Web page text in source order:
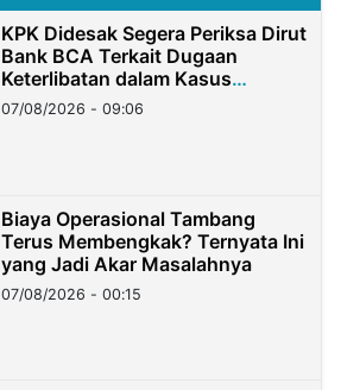
KPK Didesak Segera Periksa Dirut
Bank BCA Terkait Dugaan
Keterlibatan dalam Kasus
Hilangnya Dana Nasabah Rp2,58
Miliar
07/08/2026 - 09:06
Biaya Operasional Tambang
Terus Membengkak? Ternyata Ini
yang Jadi Akar Masalahnya
07/08/2026 - 00:15